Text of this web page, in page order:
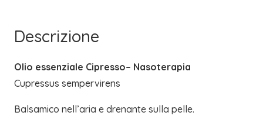
Descrizione
Olio essenziale Cipresso– Nasoterapia
Cupressus sempervirens
Balsamico nell’aria e drenante sulla pelle.